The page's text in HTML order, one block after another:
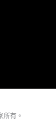
所有。